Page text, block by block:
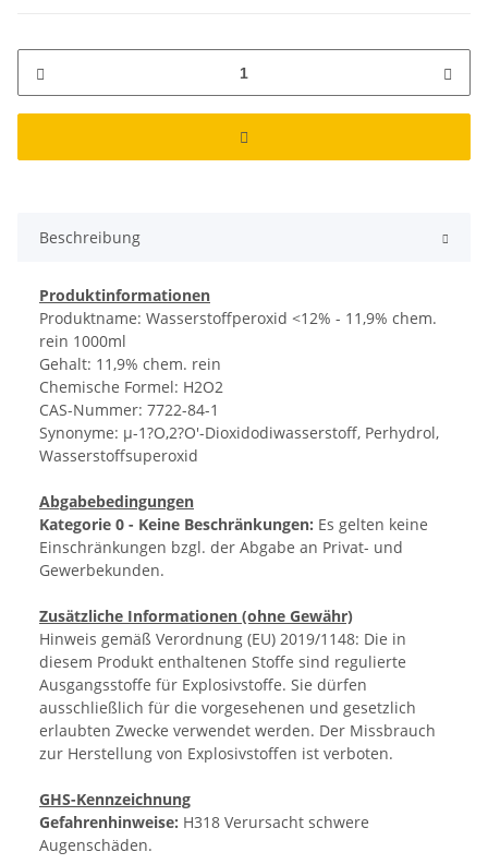
Beschreibung
Produktinformationen
Produktname: Wasserstoffperoxid <12% - 11,9% chem.
rein 1000ml
Gehalt: 11,9% chem. rein
Chemische Formel: H2O2
CAS-Nummer: 7722-84-1
Synonyme: µ-1?O,2?O'-Dioxidodiwasserstoff, Perhydrol,
Wasserstoffsuperoxid
Abgabebedingungen
Kategorie 0 - Keine Beschränkungen: Es gelten keine
Einschränkungen bzgl. der Abgabe an Privat- und
Gewerbekunden.
Zusätzliche Informationen (ohne Gewähr)
Hinweis gemäß Verordnung (EU) 2019/1148: Die in
diesem Produkt enthaltenen Stoffe sind regulierte
Ausgangsstoffe für Explosivstoffe. Sie dürfen
ausschließlich für die vorgesehenen und gesetzlich
erlaubten Zwecke verwendet werden. Der Missbrauch
zur Herstellung von Explosivstoffen ist verboten.
GHS-Kennzeichnung
Gefahrenhinweise: H318 Verursacht schwere
Augenschäden.